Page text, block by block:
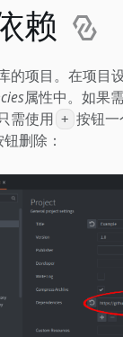
赖
的项目。在项目
属性中。如果
需使用 + 按钮一
删除：